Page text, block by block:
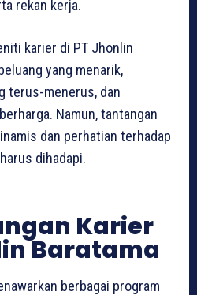
rekan kerja.
karier di PT Jhonlin
yang menarik,
terus-menerus, dan
Namun, tantangan
dan perhatian terhadap
dihadapi.
Karier
Baratama
berbagai program